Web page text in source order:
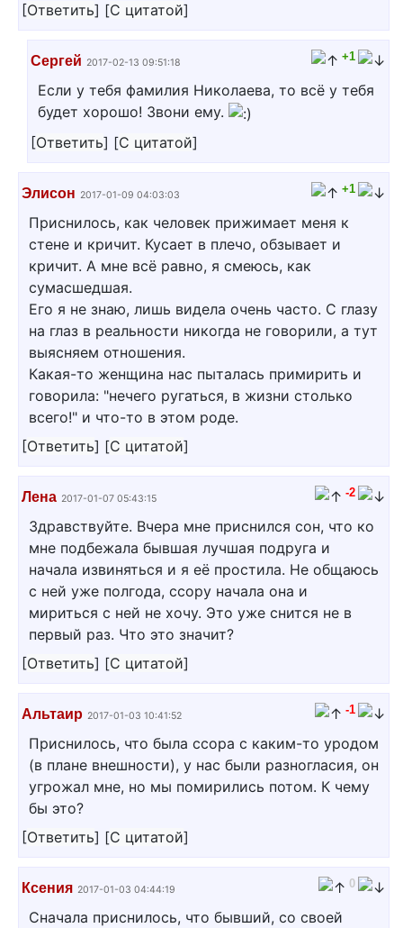
[Ответить] [С цитатой]
Сергей 2017-02-13 09:51:18 +1
Если у тебя фамилия Николаева, то всё у тебя
будет хорошо! Звони ему.
[Ответить] [С цитатой]
Элисон 2017-01-09 04:03:03 +1
Приснилось, как человек прижимает меня к
стене и кричит. Кусает в плечо, обзывает и
кричит. А мне всё равно, я смеюсь, как
сумасшедшая.
Его я не знаю, лишь видела очень часто. С глазу
на глаз в реальности никогда не говорили, а тут
выясняем отношения.
Какая-то женщина нас пыталась примирить и
говорила: "нечего ругаться, в жизни столько
всего!" и что-то в этом роде.
[Ответить] [С цитатой]
Лена 2017-01-07 05:43:15 -2
Здравствуйте. Вчера мне приснился сон, что ко
мне подбежала бывшая лучшая подруга и
начала извиняться и я её простила. Не общаюсь
с ней уже полгода, ссору начала она и
мириться с ней не хочу. Это уже снится не в
первый раз. Что это значит?
[Ответить] [С цитатой]
Альтаир 2017-01-03 10:41:52 -1
Приснилось, что была ссора с каким-то уродом
(в плане внешности), у нас были разногласия, он
угрожал мне, но мы помирились потом. К чему
бы это?
[Ответить] [С цитатой]
Ксения 2017-01-03 04:44:19 0
Сначала приснилось, что бывший, со своей